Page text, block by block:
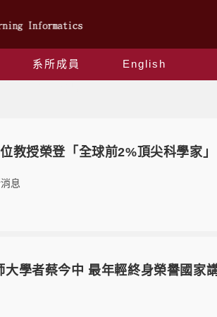
系所成員 English
教授榮登「全球前2%頂尖科學家」
息
學者蔡今中 最年輕終身榮譽國家